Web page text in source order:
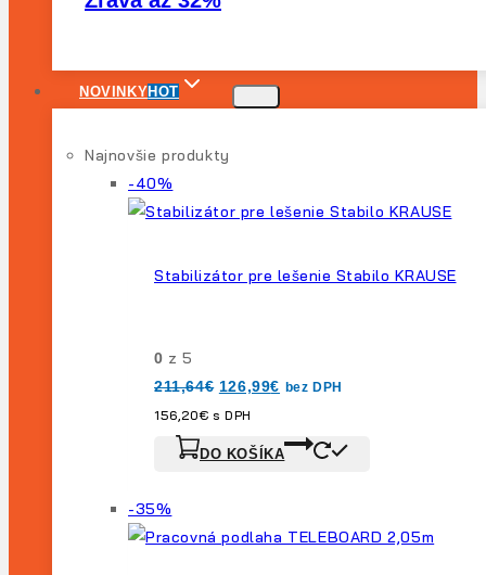
NOVINKYHOT
Najnovšie produkty
-40%
na
Stabilizátor pre lešenie Stabilo KRAUSE
0 z 5
211,64€ Pôvodná
cena
bola:
126,99€ Aktuálna
cena
bez DPH
156,20€ s DPH
DO KOŠÍKA
-35%
na